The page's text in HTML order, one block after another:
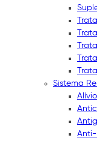
Sistema
Anti-